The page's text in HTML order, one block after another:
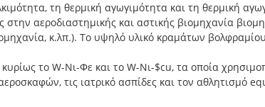
τη θερμική αγωγιμότητα και τη θερμική
αεροδιαστημικής και αστικής βιομηχανία
κ.λπ.). Το υψηλό υλικό κραμάτων βολφραμίου
το W-Νι-Φε και το W-Νι-$cu, τα οποία
τις ιατρικό ασπίδες και τον αθλητισμό